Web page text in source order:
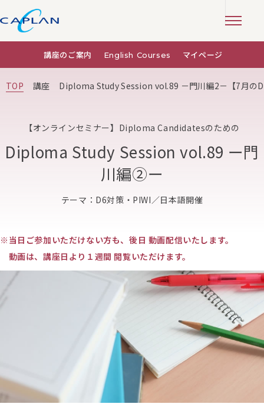
講座のご案内 English Courses マイページ
TOP 講座 Diploma Study Session vol.89 －門川編2－【7月の
【オンラインセミナー】Diploma Candidatesのための
Diploma Study Session vol.89 ー門
川編②ー
テーマ：D6対策・PIWI／日本語開催
※当日ご参加いただけない方も、後日 動画配信いたします。
動画は、講座日より１週間 閲覧いただけます。